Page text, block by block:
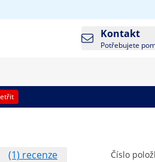
Kontakt
Potřebujete
(1) recenze
Číslo